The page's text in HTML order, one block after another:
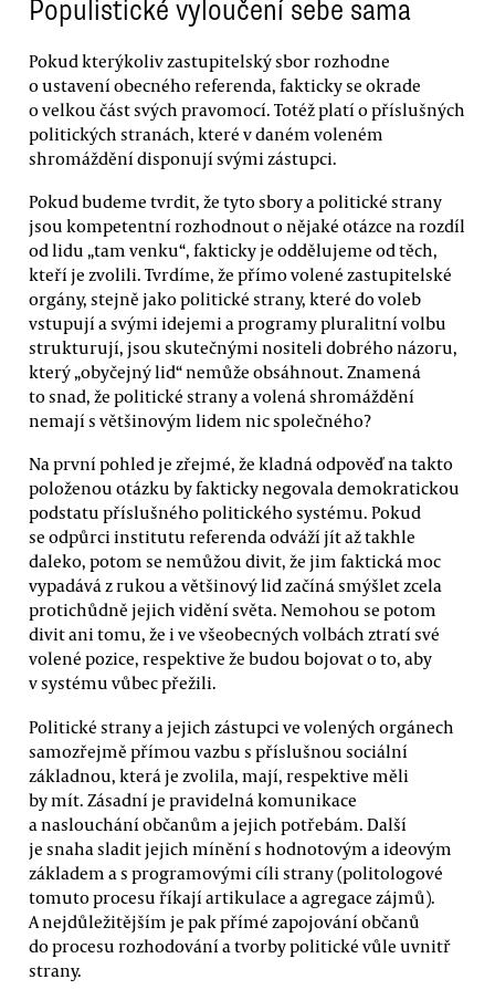
Populistické vyloučení sebe sama
Pokud kterýkoliv zastupitelský sbor rozhodne
o ustavení obecného referenda, fakticky se okrade
o velkou část svých pravomocí. Totéž platí o příslušných
politických stranách, které v daném voleném
shromáždění disponují svými zástupci.
Pokud budeme tvrdit, že tyto sbory a politické strany
jsou kompetentní rozhodnout o nějaké otázce na rozdíl
od lidu „tam venku“, fakticky je oddělujeme od těch,
kteří je zvolili. Tvrdíme, že přímo volené zastupitelské
orgány, stejně jako politické strany, které do voleb
vstupují a svými idejemi a programy pluralitní volbu
strukturují, jsou skutečnými nositeli dobrého názoru,
který „obyčejný lid“ nemůže obsáhnout. Znamená
to snad, že politické strany a volená shromáždění
nemají s většinovým lidem nic společného?
Na první pohled je zřejmé, že kladná odpověď na takto
položenou otázku by fakticky negovala demokratickou
podstatu příslušného politického systému. Pokud
se odpůrci institutu referenda odváží jít až takhle
daleko, potom se nemůžou divit, že jim faktická moc
vypadává z rukou a většinový lid začíná smýšlet zcela
protichůdně jejich vidění světa. Nemohou se potom
divit ani tomu, že i ve všeobecných volbách ztratí své
volené pozice, respektive že budou bojovat o to, aby
v systému vůbec přežili.
Politické strany a jejich zástupci ve volených orgánech
samozřejmě přímou vazbu s příslušnou sociální
základnou, která je zvolila, mají, respektive měli
by mít. Zásadní je pravidelná komunikace
a naslouchání občanům a jejich potřebám. Další
je snaha sladit jejich mínění s hodnotovým a ideovým
základem a s programovými cíli strany (politologové
tomuto procesu říkají artikulace a agregace zájmů).
A nejdůležitějším je pak přímé zapojování občanů
do procesu rozhodování a tvorby politické vůle uvnitř
strany.